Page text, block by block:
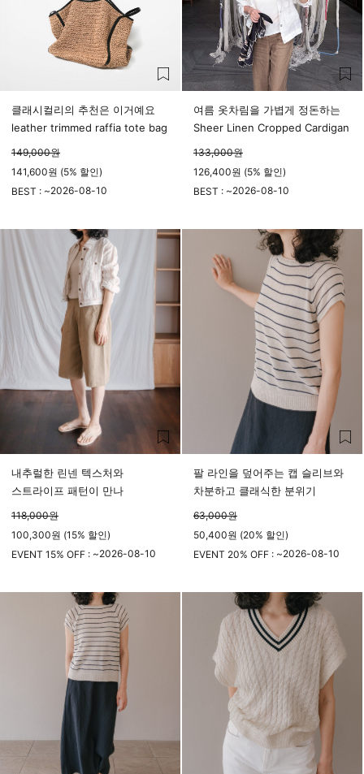
클래시컬리의 추천은 이거예요
leather trimmed raffia tote bag
149,000원
141,600원 (5% 할인)
BEST : ~2026-08-10
여름 옷차림을 가볍게 정돈하는
Sheer Linen Cropped Cardigan
133,000원
126,400원 (5% 할인)
BEST : ~2026-08-10
내추럴한 린넨 텍스처와
스트라이프 패턴이 만나
118,000원
100,300원 (15% 할인)
EVENT 15% OFF : ~2026-08-10
팔 라인을 덮어주는 캡 슬리브와
차분하고 클래식한 분위기
63,000원
50,400원 (20% 할인)
EVENT 20% OFF : ~2026-08-10